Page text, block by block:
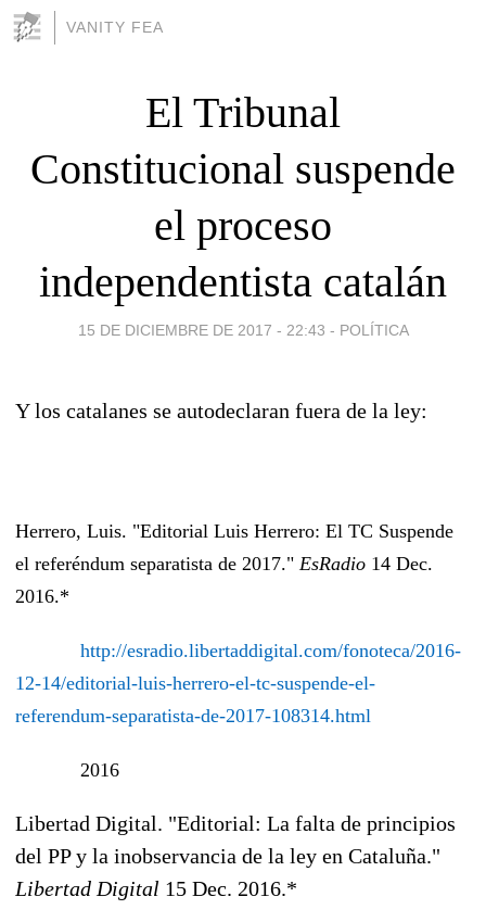
VANITY FEA
El Tribunal
Constitucional suspende
el proceso
independentista catalán
15 DE DICIEMBRE DE 2017 - 22:43 - POLÍTICA
Y los catalanes se autodeclaran fuera de la ley:
Herrero, Luis. "Editorial Luis Herrero: El TC Suspende
el referéndum separatista de 2017." EsRadio 14 Dec.
2016.*
http://esradio.libertaddigital.com/fonoteca/2016-
12-14/editorial-luis-herrero-el-tc-suspende-el-
referendum-separatista-de-2017-108314.html
2016
Libertad Digital. "Editorial: La falta de principios
del PP y la inobservancia de la ley en Cataluña."
Libertad Digital 15 Dec. 2016.*